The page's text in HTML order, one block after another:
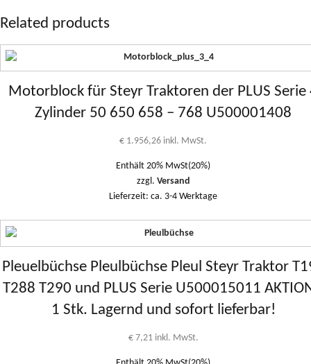
Related products
Motorblock für Steyr Traktoren der PLUS Serie
Zylinder 50 650 658 – 768 U500001408
€ 1.956,26 inkl. MwSt.
Enthält 20% MwSt(20%)
zzgl. Versand
Lieferzeit: ca. 3-4 Werktage
Pleuelbüchse Pleulbüchse Pleul Steyr Traktor
T288 T290 und PLUS Serie U500015011
1 Stk. Lagernd und sofort lieferbar!
€7,21 inkl. MwSt.